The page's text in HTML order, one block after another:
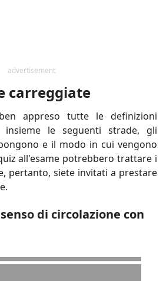
advertisement
carreggiate
appreso tutte le definizioni
insieme le seguenti strade, gli
e il modo in cui vengono
all'esame potrebbero trattare i
pertanto, siete invitati a prestare
di circolazione con